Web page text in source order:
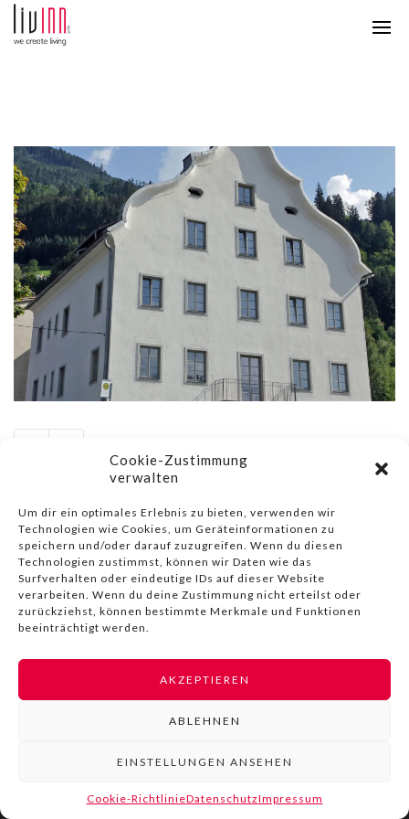
Cookie-Zustimmung
verwalten
Um dir ein optimales Erlebnis zu bieten, verwenden wir
Technologien wie Cookies, um Geräteinformationen zu
speichern und/oder darauf zuzugreifen. Wenn du diesen
Technologien zustimmst, können wir Daten wie das
Surfverhalten oder eindeutige IDs auf dieser Website
verarbeiten. Wenn du deine Zustimmung nicht erteilst oder
zurückziehst, können bestimmte Merkmale und Funktionen
beeinträchtigt werden.
AKZEPTIEREN
ABLEHNEN
EINSTELLUNGEN ANSEHEN
Cookie-RichtlinieDatenschutzImpressum
© COPYRIGHT BY LIVINN | IMPRESSUM |DATENSCHUTZ
NUTZUNGSBEDINGUNGEN